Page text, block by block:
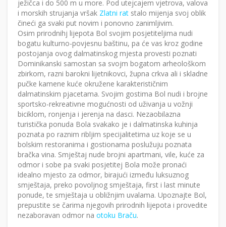
ježičca i do 500 m u more. Pod utejcajem vjetrova, valova
i morskih strujanja vršak Zlatni rat stalo mijenja svoj oblik
čineći ga svaki put novim i ponovno zanimljivim.
Osim prirodnihj lijepota Bol svojim posjetiteljima nudi
bogatu kulturno-povjesnu baštinu, pa će vas kroz godine
postojanja ovog dalmatinskog mjesta provesti poznati
Dominikanski samostan sa svojm bogatom arheološkom
zbirkom, razni barokni lijetnikovci, župna crkva ali i skladne
pučke kamene kuće okružene karakterističnim
dalmatinskim pjacetama. Svojim gostima Bol nudi i brojne
sportsko-rekreativne mogućnosti od uživanja u vožnji
biciklom, ronjenja i jerenja na dasci. Nezaobilazna
turistička ponuda Bola svakako je i dalmatinska kuhinja
poznata po raznim ribljim specijalitetima uz koje se u
bolskim restoranima i gostionama poslužuju poznata
bračka vina. Smještaj nude brojni apartmani, vile, kuće za
odmor i sobe pa svaki posjetitej Bola može pronaći
idealno mjesto za odmor, birajući između luksuznog
smještaja, preko povoljnog smještaja, first i last minute
ponude, te smještaja u obližnjim uvalama. Upoznajte Bol,
prepustite se čarima njegovih prirodnih lijepota i provedite
nezaboravan odmor na otoku Braču.